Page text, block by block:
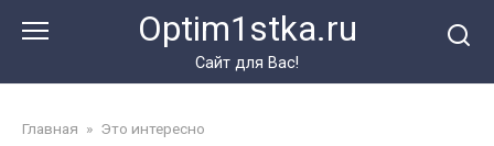
Optim1stka.ru
Сайт для Вас!
Главная » Это интересно